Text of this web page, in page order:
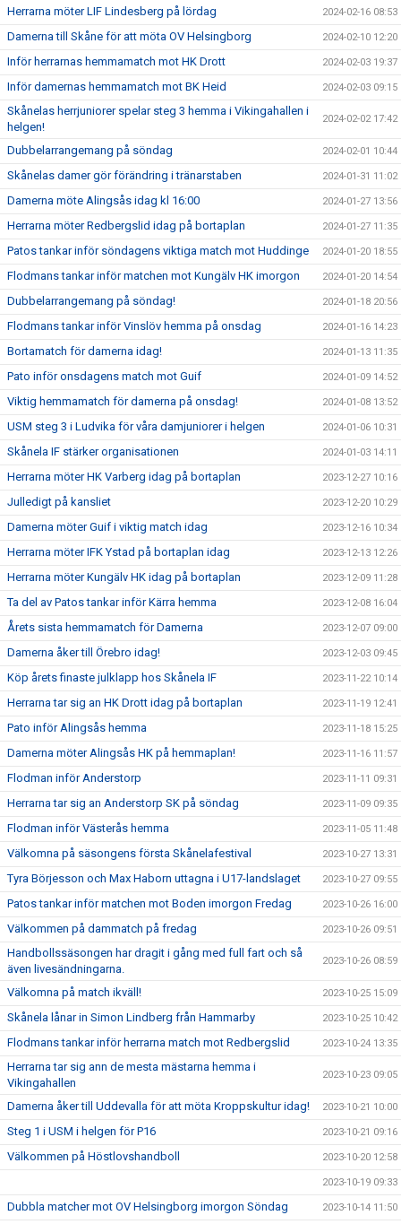
Herrarna möter LIF Lindesberg på lördag 2024-02-16 08:53
Damerna till Skåne för att möta OV Helsingborg 2024-02-10 12:20
Inför herrarnas hemmamatch mot HK Drott 2024-02-03 19:37
Inför damernas hemmamatch mot BK Heid 2024-02-03 09:15
Skånelas herrjuniorer spelar steg 3 hemma i Vikingahallen i
helgen!
2024-02-02 17:42
Dubbelarrangemang på söndag 2024-02-01 10:44
Skånelas damer gör förändring i tränarstaben 2024-01-31 11:02
Damerna möte Alingsås idag kl 16:00 2024-01-27 13:56
Herrarna möter Redbergslid idag på bortaplan 2024-01-27 11:35
Patos tankar inför söndagens viktiga match mot Huddinge 2024-01-20 18:55
Flodmans tankar inför matchen mot Kungälv HK imorgon 2024-01-20 14:54
Dubbelarrangemang på söndag! 2024-01-18 20:56
Flodmans tankar inför Vinslöv hemma på onsdag 2024-01-16 14:23
Bortamatch för damerna idag! 2024-01-13 11:35
Pato inför onsdagens match mot Guif 2024-01-09 14:52
Viktig hemmamatch för damerna på onsdag! 2024-01-08 13:52
USM steg 3 i Ludvika för våra damjuniorer i helgen 2024-01-06 10:31
Skånela IF stärker organisationen 2024-01-03 14:11
Herrarna möter HK Varberg idag på bortaplan 2023-12-27 10:16
Julledigt på kansliet 2023-12-20 10:29
Damerna möter Guif i viktig match idag 2023-12-16 10:34
Herrarna möter IFK Ystad på bortaplan idag 2023-12-13 12:26
Herrarna möter Kungälv HK idag på bortaplan 2023-12-09 11:28
Ta del av Patos tankar inför Kärra hemma 2023-12-08 16:04
Årets sista hemmamatch för Damerna 2023-12-07 09:00
Damerna åker till Örebro idag! 2023-12-03 09:45
Köp årets finaste julklapp hos Skånela IF 2023-11-22 10:14
Herrarna tar sig an HK Drott idag på bortaplan 2023-11-19 12:41
Pato inför Alingsås hemma 2023-11-18 15:25
Damerna möter Alingsås HK på hemmaplan! 2023-11-16 11:57
Flodman inför Anderstorp 2023-11-11 09:31
Herrarna tar sig an Anderstorp SK på söndag 2023-11-09 09:35
Flodman inför Västerås hemma 2023-11-05 11:48
Välkomna på säsongens första Skånelafestival 2023-10-27 13:31
Tyra Börjesson och Max Haborn uttagna i U17-landslaget 2023-10-27 09:55
Patos tankar inför matchen mot Boden imorgon Fredag 2023-10-26 16:00
Välkommen på dammatch på fredag 2023-10-26 09:51
Handbollssäsongen har dragit i gång med full fart och så
även livesändningarna.
2023-10-26 08:59
Välkomna på match ikväll! 2023-10-25 15:09
Skånela lånar in Simon Lindberg från Hammarby 2023-10-25 10:42
Flodmans tankar inför herrarna match mot Redbergslid 2023-10-24 13:35
Herrarna tar sig ann de mesta mästarna hemma i
Vikingahallen
2023-10-23 09:05
Damerna åker till Uddevalla för att möta Kroppskultur idag! 2023-10-21 10:00
Steg 1 i USM i helgen för P16 2023-10-21 09:16
Välkommen på Höstlovshandboll 2023-10-20 12:58
2023-10-19 09:33
Dubbla matcher mot OV Helsingborg imorgon Söndag 2023-10-14 11:50